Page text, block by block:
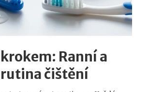
Ranní a
čištění